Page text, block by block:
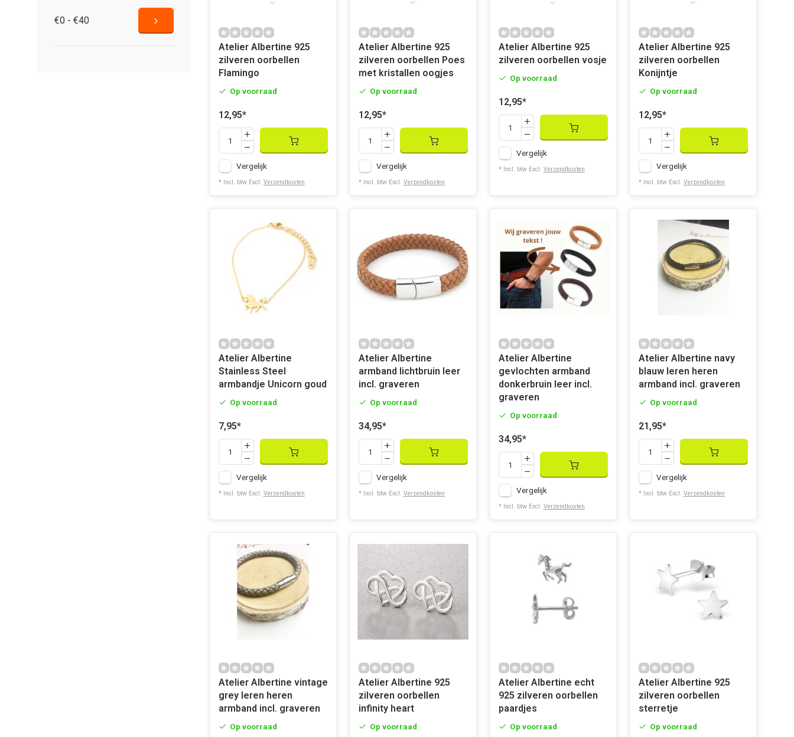
€0 - €40
Atelier Albertine 925
zilveren oorbellen
Flamingo
Op voorraad
12,95*
Vergelijk
* Incl. btw Excl. Verzendkosten
Atelier Albertine 925
zilveren oorbellen Poes
met kristallen oogjes
Op voorraad
12,95*
Vergelijk
* Incl. btw Excl. Verzendkosten
Atelier Albertine 925
zilveren oorbellen vosje
Op voorraad
12,95*
Vergelijk
* Incl. btw Excl. Verzendkosten
Atelier Albertine 925
zilveren oorbellen
Konijntje
Op voorraad
12,95*
Vergelijk
* Incl. btw Excl. Verzendkosten
Atelier Albertine
Stainless Steel
armbandje Unicorn goud
Op voorraad
7,95*
Vergelijk
* Incl. btw Excl. Verzendkosten
Atelier Albertine
armband lichtbruin leer
incl. graveren
Op voorraad
34,95*
Vergelijk
* Incl. btw Excl. Verzendkosten
Atelier Albertine
gevlochten armband
donkerbruin leer incl.
graveren
Op voorraad
34,95*
Vergelijk
* Incl. btw Excl. Verzendkosten
Atelier Albertine navy
blauw leren heren
armband incl. graveren
Op voorraad
21,95*
Vergelijk
* Incl. btw Excl. Verzendkosten
Atelier Albertine vintage
grey leren heren
armband incl. graveren
Op voorraad
Atelier Albertine 925
zilveren oorbellen
infinity heart
Op voorraad
Atelier Albertine echt
925 zilveren oorbellen
paardjes
Op voorraad
Atelier Albertine 925
zilveren oorbellen
sterretje
Op voorraad